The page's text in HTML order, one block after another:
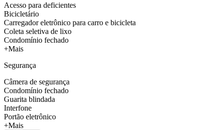
Acesso para deficientes
Bicicletário
Carregador eletrônico para carro e bicicleta
Coleta seletiva de lixo
Condomínio fechado
+Mais
Segurança
Câmera de segurança
Condomínio fechado
Guarita blindada
Interfone
Portão eletrônico
+Mais